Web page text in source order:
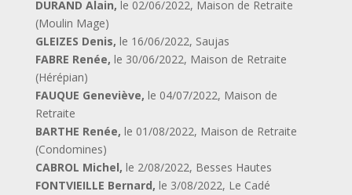
DURAND Alain, le 02/06/2022, Maison de Retraite
(Moulin Mage)
GLEIZES Denis, le 16/06/2022, Saujas
FABRE Renée, le 30/06/2022, Maison de Retraite
(Hérépian)
FAUQUE Geneviève, le 04/07/2022, Maison de
Retraite
BARTHE Renée, le 01/08/2022, Maison de Retraite
(Condomines)
CABROL Michel, le 2/08/2022, Besses Hautes
FONTVIEILLE Bernard, le 3/08/2022, Le Cadé